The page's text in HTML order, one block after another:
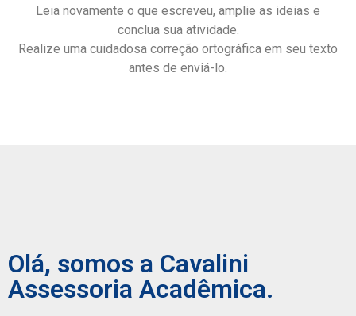
Leia novamente o que escreveu, amplie as ideias e
conclua sua atividade.
Realize uma cuidadosa correção ortográfica em seu texto
antes de enviá-lo.
Olá, somos a Cavalini
Assessoria Acadêmica.